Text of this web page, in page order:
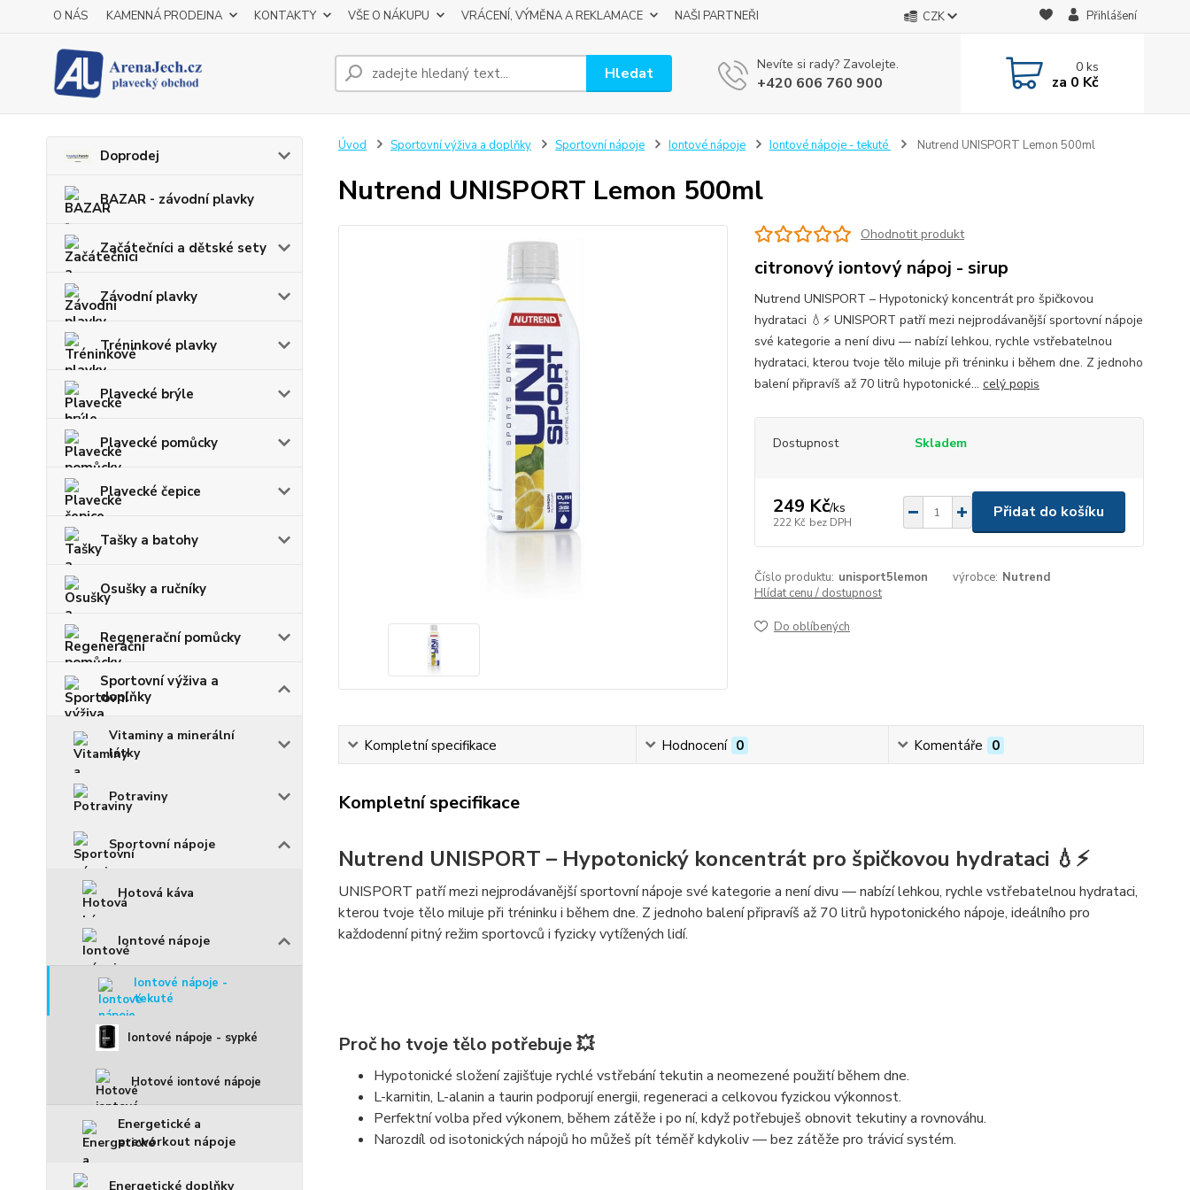
O NÁS KAMENNÁ PRODEJNA KONTAKTY VŠE O NÁKUPU VRÁCENÍ, VÝMĚNA A REKLAMACE NAŠI PARTNEŘI CZK Přihlášení
Hledat Nevíte si rady? Zavolejte.
+420 606 760 900
0ks
za 0 Kč
Doprodej
BAZAR - závodní plavky
Začátečníci a dětské sety
Závodní plavky
Tréninkové plavky
Plavecké brýle
Plavecké pomůcky
Plavecké čepice
Tašky a batohy
Osušky a ručníky
Regenerační pomůcky
Sportovní výživa a
doplňky
Vitaminy a minerální
látky
Potraviny
Sportovní nápoje
Hotová káva
Iontové nápoje
Iontové nápoje -
tekuté
Iontové nápoje - sypké
Hotové iontové nápoje
Energetické a
preworkout nápoje
Energetické doplňky
Úvod Sportovní výživa a doplňky Sportovní nápoje Iontové nápoje Iontové nápoje - tekuté Nutrend UNISPORT Lemon 500ml
Nutrend UNISPORT Lemon 500ml
Ohodnotit produkt
citronový iontový nápoj - sirup
Nutrend UNISPORT – Hypotonický koncentrát pro špičkovou
hydrataci 💧⚡ UNISPORT patří mezi nejprodávanější sportovní nápoje
své kategorie a není divu — nabízí lehkou, rychle vstřebatelnou
hydrataci, kterou tvoje tělo miluje při tréninku i během dne. Z jednoho
balení připravíš až 70 litrů hypotonické... celý popis
Dostupnost Skladem
249 Kč/ks
222 Kč bez DPH
Přidat do košíku
Číslo produktu: unisport5lemon výrobce: Nutrend
Hlídat cenu / dostupnost
Do oblíbených
Kompletní specifikace Hodnocení 0 Komentáře 0
Kompletní specifikace
Nutrend UNISPORT – Hypotonický koncentrát pro špičkovou hydrataci 💧⚡
UNISPORT patří mezi nejprodávanější sportovní nápoje své kategorie a není divu — nabízí lehkou, rychle vstřebatelnou hydrataci,
kterou tvoje tělo miluje při tréninku i během dne. Z jednoho balení připravíš až 70 litrů hypotonického nápoje, ideálního pro
každodenní pitný režim sportovců i fyzicky vytížených lidí.
Proč ho tvoje tělo potřebuje 💥
Hypotonické složenízajišťuje rychlé vstřebání tekutin a neomezené použití během dne.
L-karnitin, L-alanin a taurin podporují energii, regeneraci a celkovou fyzickou výkonnost.
Perfektní volba před výkonem, během zátěže i po ní, když potřebuješ obnovit tekutiny a rovnováhu.
Narozdíl od isotonických nápojů ho můžeš pít téměř kdykoliv — bez zátěže pro trávicí systém.